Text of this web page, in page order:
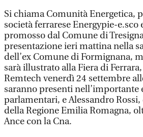
Si chiama Comunità Energetica,
società ferrarese Energypie-
promosso dal Comune di
presentazione ieri mattina nella
dell’ex Comune di Formignana,
sarà illustrato alla Fiera di
Remtech venerdì 24 settembre
saranno presenti nell’importante
parlamentari, e Alessandro
della Regione Emilia Romagna,
Ance con la Cna.